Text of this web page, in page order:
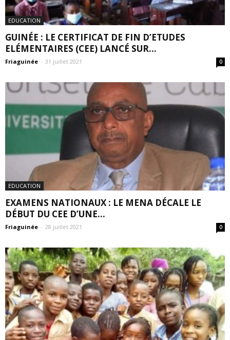
EDUCATION
GUINÉE : LE CERTIFICAT DE FIN D’ETUDES
ELÉMENTAIRES (CEE) LANCÉ SUR...
Friaguinée - 31 juillet 2021 0
EDUCATION
EXAMENS NATIONAUX : LE MENA DÉCALE LE
DÉBUT DU CEE D’UNE...
Friaguinée - 28 juillet 2021 0